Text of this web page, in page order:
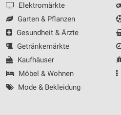
Elektromärkte
Garten & Pflanzen
Gesundheit & Ärzte
Getränkemärkte
Kaufhäuser
Möbel & Wohnen
Mode & Bekleidung